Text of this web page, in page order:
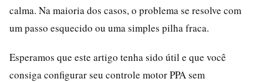
calma. Na maioria dos casos, o problema se resolve com
um passo esquecido ou uma simples pilha fraca.
Esperamos que este artigo tenha sido útil e que você
consiga configurar seu controle motor PPA sem